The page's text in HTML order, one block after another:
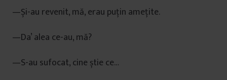
—Și-au revenit, mă, erau puțin amețite.
—Da’ alea ce-au, mă?
—S-au sufocat, cine știe ce…